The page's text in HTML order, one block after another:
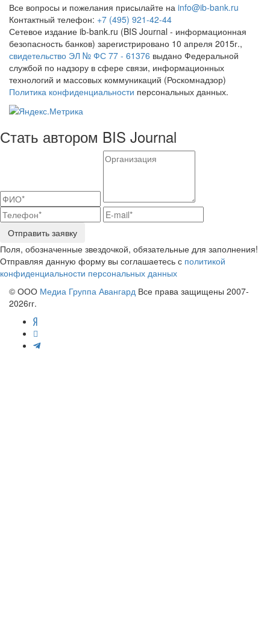
Все вопросы и пожелания присылайте на info@ib-bank.ru
Контактный телефон: +7 (495) 921-42-44
Сетевое издание ib-bank.ru (BIS Journal - информационная
безопасность банков) зарегистрировано 10 апреля 2015г.,
свидетельство ЭЛ № ФС 77 - 61376 выдано Федеральной
службой по надзору в сфере связи, информационных
технологий и массовых коммуникаций (Роскомнадзор)
Политика конфиденциальности персональных данных.
Стать автором BIS Journal
Отправить заявку
Поля, обозначенные звездочкой, обязательные для заполнения!
Отправляя данную форму вы соглашаетесь с политикой
конфиденциальности персональных данных
© ООО Медиа Группа Авангард Все права защищены 2007-
2026гг.